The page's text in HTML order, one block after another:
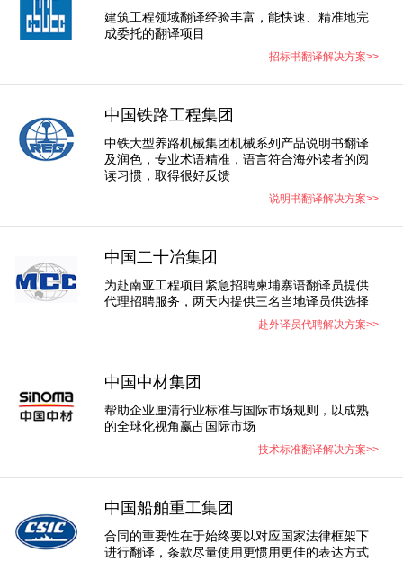
建筑工程领域翻译经验丰富，能快速、精准地完
成委托的翻译项目
招标书翻译解决方案>>
中国铁路工程集团
中铁大型养路机械集团机械系列产品说明书翻译
及润色，专业术语精准，语言符合海外读者的阅
读习惯，取得很好反馈
说明书翻译解决方案>>
中国二十冶集团
为赴南亚工程项目紧急招聘柬埔寨语翻译员提供
代理招聘服务，两天内提供三名当地译员供选择
赴外译员代聘解决方案>>
中国中材集团
帮助企业厘清行业标准与国际市场规则，以成熟
的全球化视角赢占国际市场​
技术标准翻译解决方案>>
中国船舶重工集团
合同的重要性在于始终要以对应国家法律框架下
进行翻译，条款尽量使用更惯用更佳的表达方式